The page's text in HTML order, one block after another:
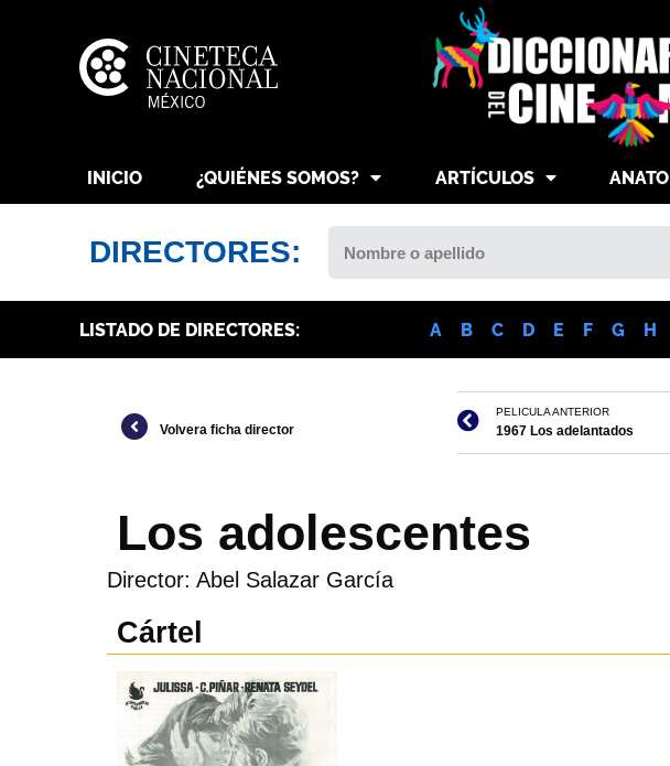
INICIO ¿QUIÉNES SOMOS? ARTÍCULOS
DIRECTORES:
LISTADO DE DIRECTORES: A B C D E F G H
Volvera ficha director
PELICULA ANTERIOR
1967 Los adelantados
Los adolescentes
Director: Abel Salazar García
Cártel